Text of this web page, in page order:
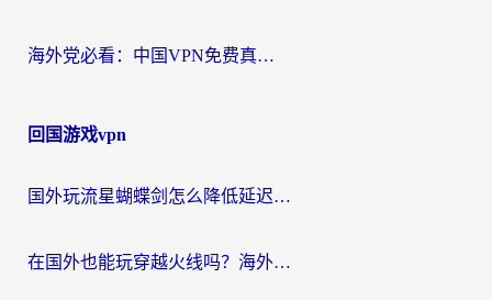
海外党必看：中国VPN免费真的靠谱吗？手把手教你选对回国加速器
回国游戏vpn
国外玩流星蝴蝶剑怎么降低延迟？海外党必看的加速秘籍（含欧洲鸣潮&彩虹岛优化攻略）
在国外也能玩穿越火线吗？海外玩家国服游戏畅玩终极指南